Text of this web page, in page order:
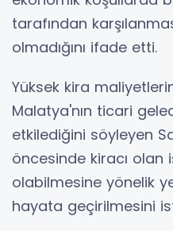
tarafından
olmadığını ifade etti.
Yüksek kira
Malatya'nın ticari
etkilediğini söyleyen
öncesinde kiracı olan
olabilmesine yönelik
hayata geçirilmesini